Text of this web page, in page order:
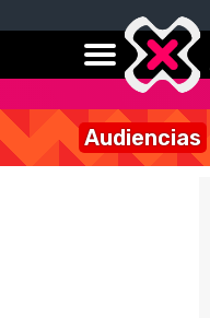
Audiencias